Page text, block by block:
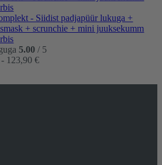
- Siidist padjapüür lukuga +
+ scrunchie + mini juuksekumm
5.00 / 5
- 123,90€Hinnavahemik: